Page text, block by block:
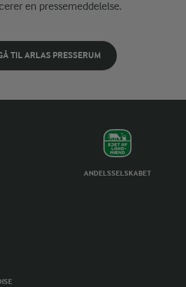
en pressemeddelelse.
TIL ARLAS PRESSERUM
ANDELSSELSKABET